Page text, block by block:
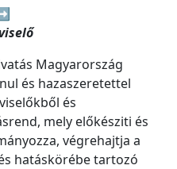
Magyarország
és hazaszeretettel
és
mely előkésziti és
végrehajtja a
hatáskörébe tartozó